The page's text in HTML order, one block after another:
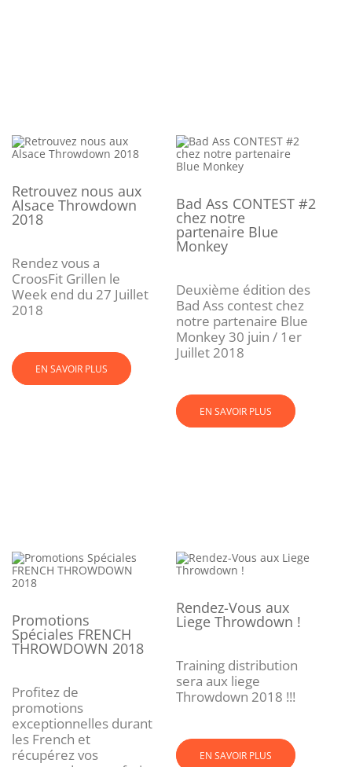
Retrouvez nous aux
Alsace Throwdown
2018
Rendez vous a
CroosFit Grillen le
Week end du 27 Juillet
2018
EN SAVOIR PLUS
Bad Ass CONTEST #2
chez notre
partenaire Blue
Monkey
Deuxième édition des
Bad Ass contest chez
notre partenaire Blue
Monkey 30 juin / 1er
Juillet 2018
EN SAVOIR PLUS
Promotions
Spéciales FRENCH
THROWDOWN 2018
Profitez de
promotions
exceptionnelles durant
les French et
récupérez vos
Rendez-Vous aux
Liege Throwdown !
Training distribution
sera aux liege
Throwdown 2018 !!!
EN SAVOIR PLUS